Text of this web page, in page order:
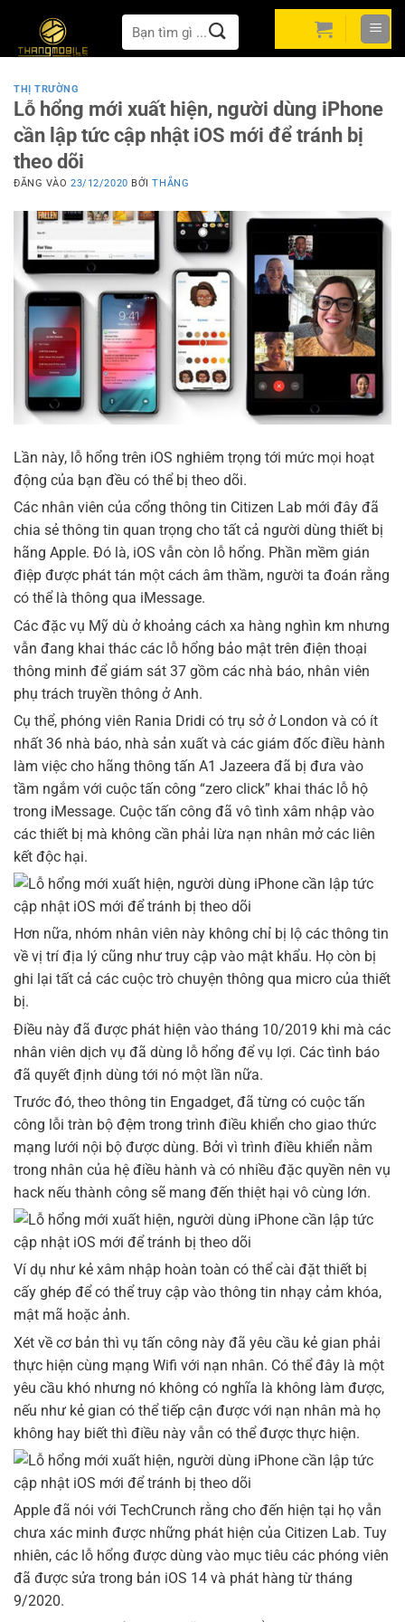
nội
Tìm
kiếm:
THỊ TRƯỜNG
Lỗ hổng mới xuất hiện, người dùng iPhone
cần lập tức cập nhật iOS mới để tránh bị
theo dõi
ĐĂNG VÀO23/12/2020 BỞITHẮNG
Lần này, lỗ hổng trên iOS nghiêm trọng tới mức mọi hoạt
động của bạn đều có thể bị theo dõi.
Các nhân viên của cổng thông tin Citizen Lab mới đây đã
chia sẻ thông tin quan trọng cho tất cả người dùng thiết bị
hãng Apple. Đó là, iOS vẫn còn lỗ hổng. Phần mềm gián
điệp được phát tán một cách âm thầm, người ta đoán rằng
có thể là thông qua iMessage.
Các đặc vụ Mỹ dù ở khoảng cách xa hàng nghìn km nhưng
vẫn đang khai thác các lỗ hổng bảo mật trên điện thoại
thông minh để giám sát 37 gồm các nhà báo, nhân viên
phụ trách truyền thông ở Anh.
Cụ thể, phóng viên Rania Dridi có trụ sở ở London và có ít
nhất 36 nhà báo, nhà sản xuất và các giám đốc điều hành
làm việc cho hãng thông tấn A1 Jazeera đã bị đưa vào
tầm ngắm với cuộc tấn công “zero click” khai thác lỗ hộ
trong iMessage. Cuộc tấn công đã vô tình xâm nhập vào
các thiết bị mà không cần phải lừa nạn nhân mở các liên
kết độc hại.
Hơn nữa, nhóm nhân viên này không chỉ bị lộ các thông tin
về vị trí địa lý cũng như truy cập vào mật khẩu. Họ còn bị
ghi lại tất cả các cuộc trò chuyện thông qua micro của thiết
bị.
Điều này đã được phát hiện vào tháng 10/2019 khi mà các
nhân viên dịch vụ đã dùng lỗ hổng để vụ lợi. Các tình báo
đã quyết định dùng tới nó một lần nữa.
Trước đó, theo thông tin Engadget, đã từng có cuộc tấn
công lỗi tràn bộ đệm trong trình điều khiển cho giao thức
mạng lưới nội bộ được dùng. Bởi vì trình điều khiển nằm
trong nhân của hệ điều hành và có nhiều đặc quyền nên vụ
hack nếu thành công sẽ mang đến thiệt hại vô cùng lớn.
Ví dụ như kẻ xâm nhập hoàn toàn có thể cài đặt thiết bị
cấy ghép để có thể truy cập vào thông tin nhạy cảm khóa,
mật mã hoặc ảnh.
Xét về cơ bản thì vụ tấn công này đã yêu cầu kẻ gian phải
thực hiện cùng mạng Wifi với nạn nhân. Có thể đây là một
yêu cầu khó nhưng nó không có nghĩa là không làm được,
nếu như kẻ gian có thể tiếp cận được với nạn nhân mà họ
không hay biết thì điều này vẫn có thể được thực hiện.
Apple đã nói với TechCrunch rằng cho đến hiện tại họ vẫn
chưa xác minh được những phát hiện của Citizen Lab. Tuy
nhiên, các lỗ hổng được dùng vào mục tiêu các phóng viên
đã được sửa trong bản iOS 14 và phát hàng từ tháng
9/2020.